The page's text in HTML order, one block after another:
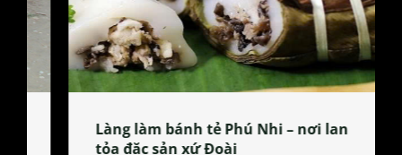
Làng làm bánh tẻ Phú Nhi – nơi lan
tỏa đặc sản xứ Đoài